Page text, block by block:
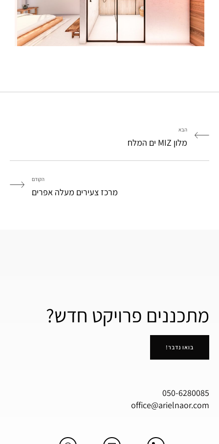
הבא
מלון MIZ ים המלח
הקודם
מרכז צעירים מעלה אפרים
מתכננים פרויקט חדש?
בואו נדבר!
050-6280085
office@arielnaor.com